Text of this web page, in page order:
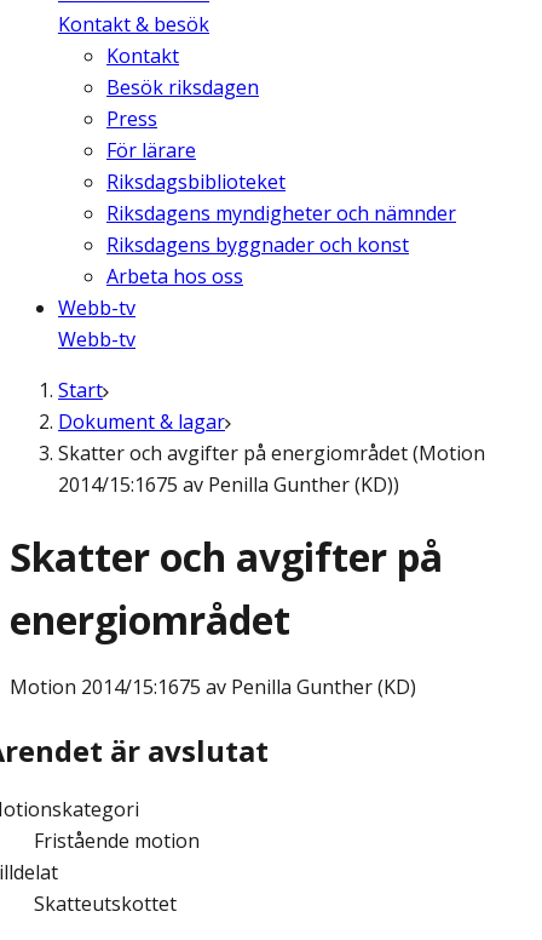
Kontakt & besök
Kontakt
Besök riksdagen
Press
För lärare
Riksdagsbiblioteket
Riksdagens myndigheter och nämnder
Riksdagens byggnader och konst
Arbeta hos oss
Webb-tv
Webb-tv
Start
Dokument & lagar
Skatter och avgifter på energiområdet (Motion
2014/15:1675 av Penilla Gunther (KD))
Skatter och avgifter på
energiområdet
Motion 2014/15:1675 av Penilla Gunther (KD)
är avslutat
Fristående motion
Skatteutskottet